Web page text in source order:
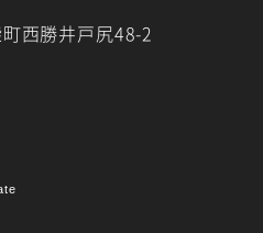
西勝井戸尻48-2